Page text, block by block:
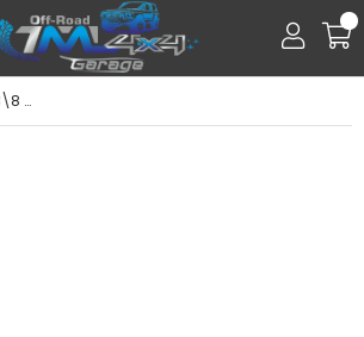
0
EQUINOX 3\8 Vinç Kancası Sarı